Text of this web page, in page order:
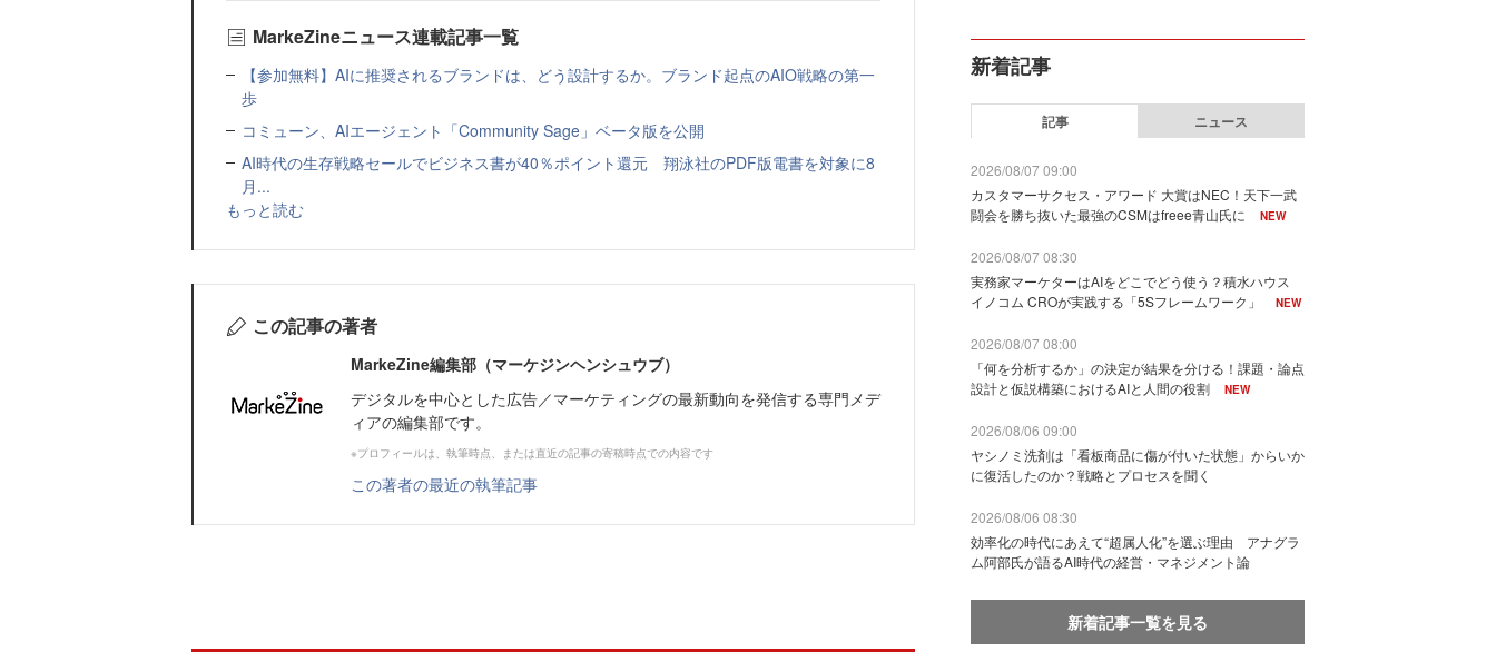
MarkeZineニュース連載記事一覧
【参加無料】AIに推奨されるブランドは、どう設計するか。ブランド起点のAIO戦略の第一
歩
コミューン、AIエージェント「Community Sage」ベータ版を公開
AI時代の生存戦略セールでビジネス書が40％ポイント還元 翔泳社のPDF版電書を対象に8
月...
もっと読む
この記事の著者
MarkeZine編集部（マーケジンヘンシュウブ）
デジタルを中心とした広告／マーケティングの最新動向を発信する専門メデ
ィアの編集部です。
※プロフィールは、執筆時点、または直近の記事の寄稿時点での内容です
この著者の最近の執筆記事
新着記事
記事 ニュース
2026/08/07 09:00
カスタマーサクセス・アワード 大賞はNEC！天下一武
闘会を勝ち抜いた最強のCSMはfreee青山氏に
NEW
2026/08/07 08:30
実務家マーケターはAIをどこでどう使う？積水ハウス
イノコム CROが実践する「5Sフレームワーク」
NEW
2026/08/07 08:00
「何を分析するか」の決定が結果を分ける！課題・論点
設計と仮説構築におけるAIと人間の役割
NEW
2026/08/06 09:00
ヤシノミ洗剤は「看板商品に傷が付いた状態」からいか
に復活したのか？戦略とプロセスを聞く
2026/08/06 08:30
効率化の時代にあえて“超属人化”を選ぶ理由 アナグラ
ム阿部氏が語るAI時代の経営・マネジメント論
新着記事一覧を見る